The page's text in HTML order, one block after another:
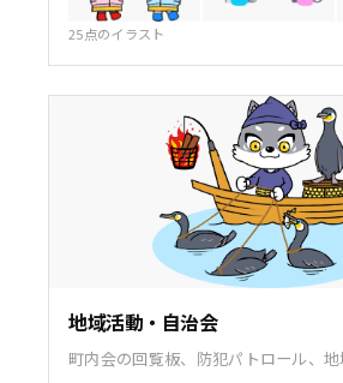
25点のイラスト
地域活動・自治会
町内会の回覧板、防犯パトロール、地